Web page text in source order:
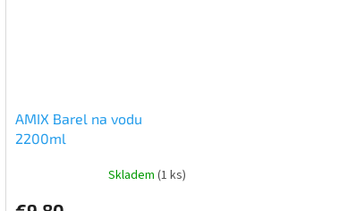
AMIX Barel na vodu
2200ml
Skladem (1 ks)